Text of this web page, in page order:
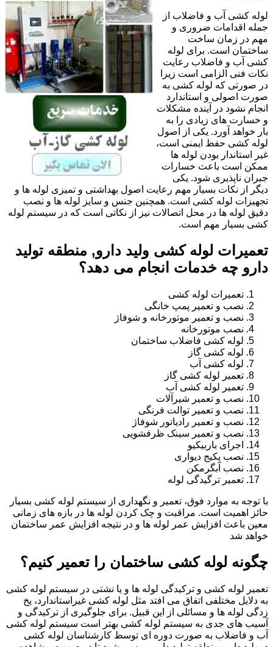
لوله کشی آب و فاضلاب از
جمله اقدامات ضروری و
مهم در زمان ساخت
ساختمان است. برای لوله
کشی آب و فاضلاب رعایت
نکات فنی الزامی است زیرا
در صورتی که لوله کشی به
صورت اصولی و استاندارد
انجام نشود در آینده مشکلات
و خسارت های زیادی را به
بار خواهد آورد. یکی از اصول
لوله کشی حفظ ایمنی است،
غیر استاندار بودن لوله ها
ممکن است باعث خسارات
جبران ناپذیری شود. یکی
دیگر از نکات بسیار مهم رعایت اصول بهداشتی و تمیزی لوله ها و
تجهیزات لوله کشی است. همچنین جنس و سایز لوله ها و نصب
دقیق لوله ها در محل اتصالات نیز از نکاتی است که در سیستم لوله
کشی بسیار مهم است.
تعمیرات لوله کشی ولید دارو, منطقه تولید
دارو چه خدمات انجام می دهد؟
تعمیرات لوله کشی
نصب و تعمیر پمپ خانگی
نصب و تعمیر موتورخانه و شوفاژ
نصب موتورخانه
لوله کشی فاضلاب ساختمان
لوله کشی گاز
لوله کشی آب
تعمیر لوله کشی گاز
تعمیر لوله کشی آب
نصب و تعمیر شیرآلات
نصب و تعمیر توالت فرنگی
نصب و تعمیر رادیاتور شوفاژ
نصب و تعمیر سینک ظرفشویی
اجرای باربیکیو
نصب پکیج دیواری
نصب آبگرمکن
تعمیر ترگیدگی لوله
با توجه به موارد فوق، تعمیر و نگهداری از سیستم لوله کشی بسیار
حائز اهمیت است. مراقبت و چک کردن لوله ها در بازه های زمانی
معین باعث افزایش عمر لوله ها و در نتیجه افزایش عمر ساختمان
خواهد شد
چگونه لوله کشی ساختمان را تعمیر کنیم؟
تعمیر لوله کشی و ترکیدگی لوله ها و یا نشتی در سیستم لوله کشی
به دلایل مختلفی اتفاق می افتد مثل لوله کشی غیراستاندارد، یخ
زدگی لوله ها و مسائلی از این قبیل. برای جلوگیری از ترکیدگی و
آسیب های جدی به سیستم لوله کشی بهتر است سیستم لوله کشی
آب و فاضلاب به صورت دوره ای توسط کارشناسان لوله کشی